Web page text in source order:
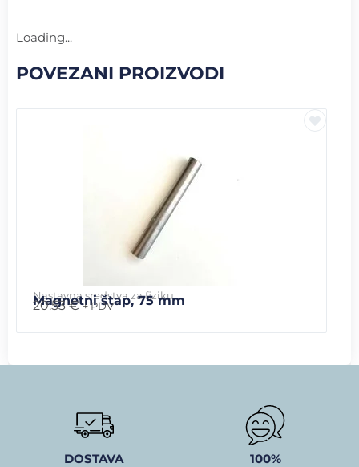
Loading...
POVEZANI PROIZVODI
Nastavna sredstva za fiziku
Magnetni štap, 75 mm
20.53€ + PDV
DOSTAVA 100%